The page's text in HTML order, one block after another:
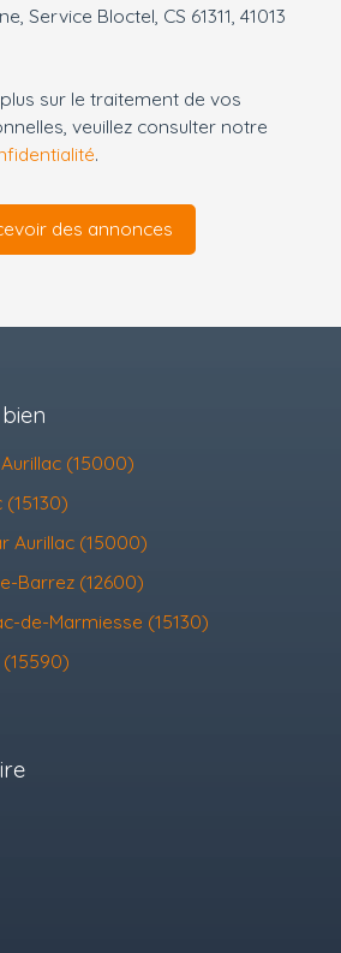
Service Bloctel, CS 61311, 41013
sur le traitement de vos
veuillez consulter notre
.
des annonces
(15000)
Aurillac (15000)
Barrez (12600)
de-Marmiesse (15130)